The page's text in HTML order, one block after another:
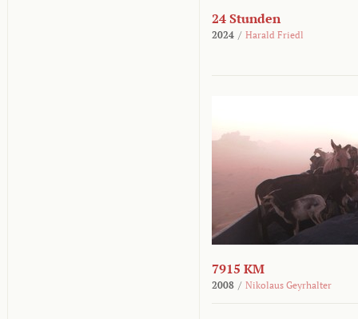
24 Stunden
2024 / Harald Friedl
7915 KM
2008 / Nikolaus Geyrhalter